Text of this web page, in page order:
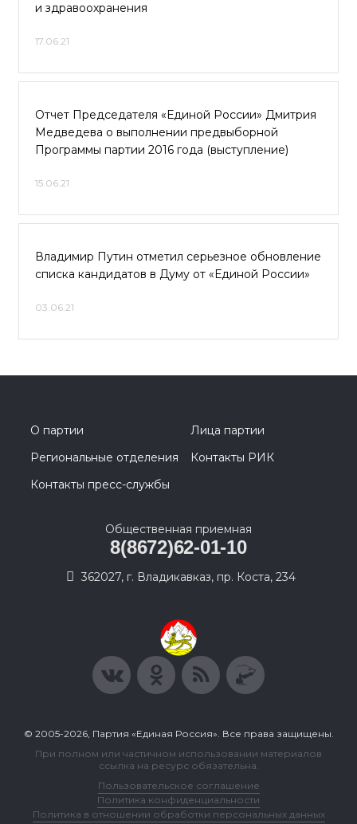
и здравоохранения
17.06.21
Отчет Председателя «Единой России» Дмитрия
Медведева о выполнении предвыборной
Программы партии 2016 года (выступление)
15.06.21
Владимир Путин отметил серьезное обновление
списка кандидатов в Думу от «Единой России»
03.06.21
О партии
Лица партии
Региональные отделения
Контакты РИК
Контакты пресс-службы
Общественная приемная
8(8672)62-01-10
362027, г. Владикавказ, пр. Коста, 234
© 2005-2026, Партия «Единая Россия». Все права защищены.
При полном или частичном использовании материалов
ссылка на ресурс обязательна.
Пользовательское соглашение
Политика конфиденциальности
Политика в отношении обработки персональных данных